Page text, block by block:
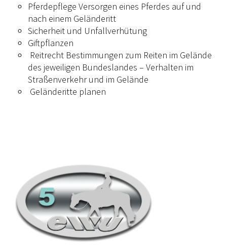
Pferdepflege Versorgen eines Pferdes auf und
nach einem Geländeritt
Sicherheit und Unfallverhütung
Giftpflanzen
Reitrecht Bestimmungen zum Reiten im Gelände
des jeweiligen Bundeslandes – Verhalten im
Straßenverkehr und im Gelände
Geländeritte planen